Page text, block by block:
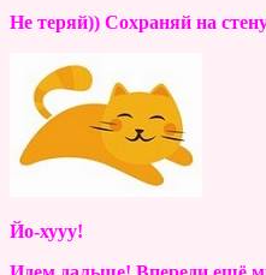
Не теряй)) Сохраняй на
Йо-хууу!